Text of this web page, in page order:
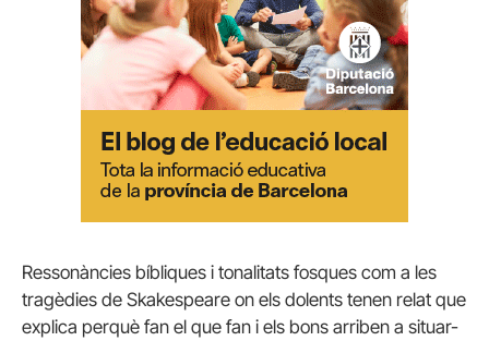
Ressonàncies bíbliques i tonalitats fosques com a les
tragèdies de Skakespeare on els dolents tenen relat que
explica perquè fan el que fan i els bons arriben a situar-